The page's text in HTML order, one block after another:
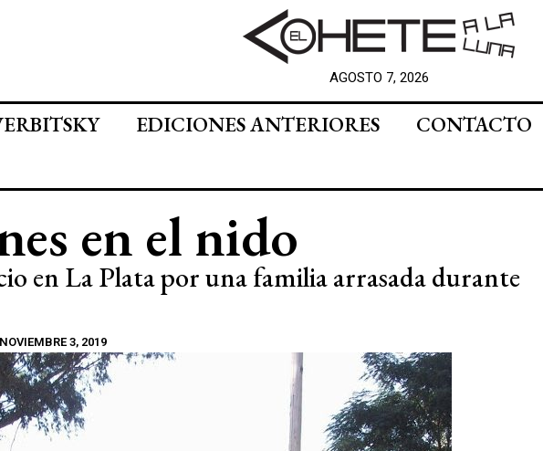
AGOSTO 7, 2026
EDICIONES ANTERIORES
CONTACTO
en el nido
en La Plata por una familia arrasada durante
NOVIEMBRE 3, 2019